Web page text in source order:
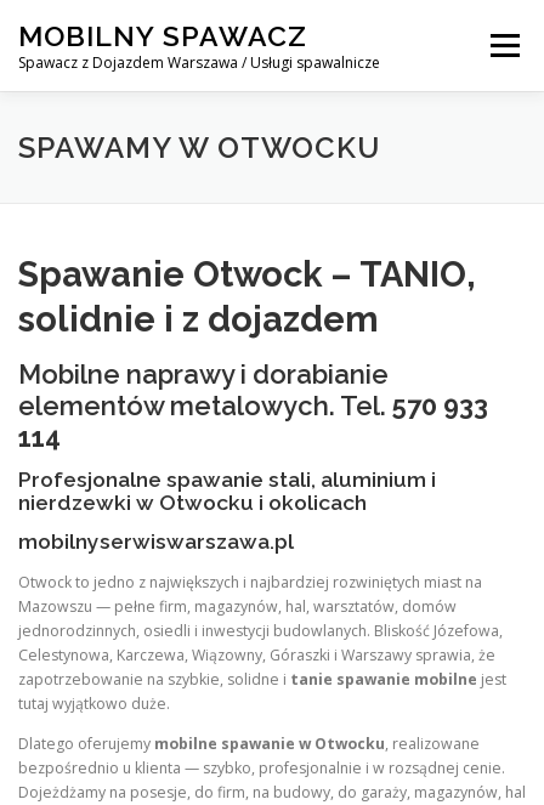
content
MOBILNY SPAWACZ
Spawacz z Dojazdem Warszawa / Usługi spawalnicze
Menu
MOBILNY SPAWACZ WARSZAWA BLOG
SPAWAMY W OTWOCKU
Spawanie Otwock – TANIO,
solidnie i z dojazdem
Mobilne naprawy i dorabianie
elementów metalowych. Tel. 570 933
114
Profesjonalne spawanie stali, aluminium i
nierdzewki w Otwocku i okolicach
mobilnyserwiswarszawa.pl
Otwock to jedno z największych i najbardziej rozwiniętych miast na
Mazowszu — pełne firm, magazynów, hal, warsztatów, domów
jednorodzinnych, osiedli i inwestycji budowlanych. Bliskość Józefowa,
Celestynowa, Karczewa, Wiązowny, Góraszki i Warszawy sprawia, że
zapotrzebowanie na szybkie, solidne i tanie spawanie mobilne jest
tutaj wyjątkowo duże.
Dlatego oferujemy mobilne spawanie w Otwocku, realizowane
bezpośrednio u klienta — szybko, profesjonalnie i w rozsądnej cenie.
Dojeżdżamy na posesje, do firm, na budowy, do garaży, magazynów, hal